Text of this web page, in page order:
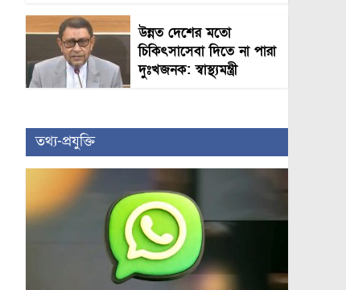
উন্নত দেশের মতো
চিকিৎসাসেবা দিতে না পারা
দুঃখজনক: স্বাস্থ্যমন্ত্রী
তথ্য-প্রযুক্তি